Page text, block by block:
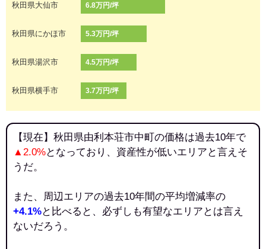
秋田県大仙市 6.8万円/坪
秋田県にかほ市 5.3万円/坪
秋田県湯沢市 4.5万円/坪
秋田県横手市 3.7万円/坪
【現在】秋田県由利本荘市中町の価格は過去10年で
▲2.0%となっており、資産性が低いエリアと言えそ
うだ。
また、周辺エリアの過去10年間の平均増減率の
+4.1%と比べると、必ずしも有望なエリアとは言え
ないだろう。